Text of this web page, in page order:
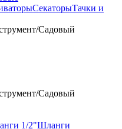
СекаторыТачки и
/Садовый
/Садовый
1/2"Шланги